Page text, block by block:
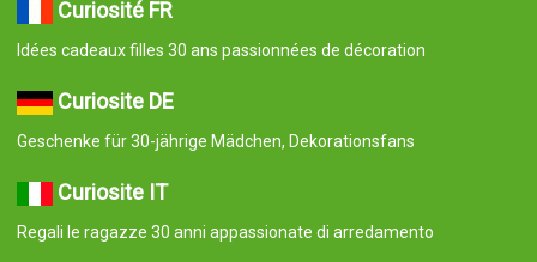
Curiosité FR
Idées cadeaux filles 30 ans passionnées de décoration
Curiosite DE
Geschenke für 30-jährige Mädchen, Dekorationsfans
Curiosite IT
Regali le ragazze 30 anni appassionate di arredamento